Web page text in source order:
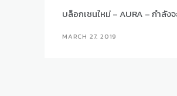
บล็อกเชนใหม่ – AURA – กำลั
MARCH 27, 2019